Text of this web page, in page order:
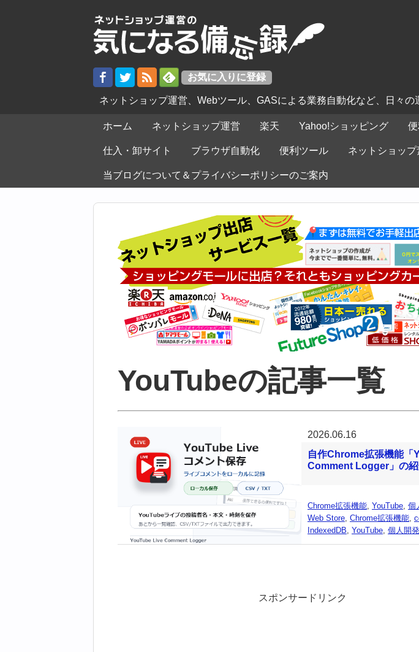
ネットショップ運営、Webツール、GASによる業務自動化など、日々の
ホーム ネットショップ運営 楽天 Yahoo!ショッピング
仕入・卸サイト ブラウザ自動化 便利ツール ネットショップ
当ブログについて＆プライバシーポリシーのご案内
YouTubeの記事一覧
2026.06.16
自作Chrome拡張機能「
Comment Logger」の
Chrome拡張機能, YouTube, 個
Web Store, Chrome拡張機能,
IndexedDB, YouTube, 個人開発
スポンサードリンク